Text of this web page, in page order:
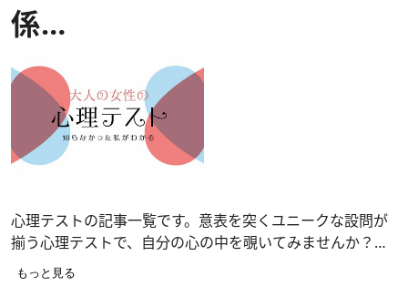
係…
心理テストの記事一覧です。意表を突くユニークな設問が
揃う心理テストで、自分の心の中を覗いてみませんか？
恋愛、仕事、人間関係の深層心理……、自分でも気づかな
もっと見る